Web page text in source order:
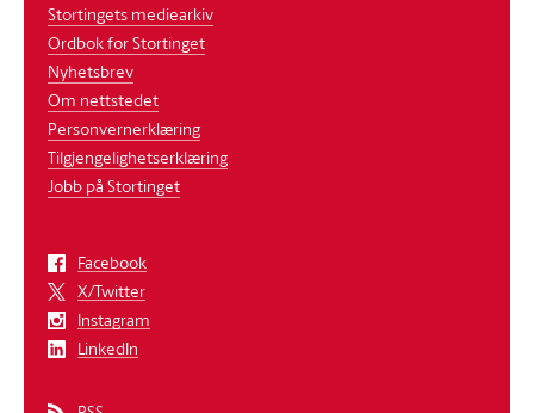
Stortingets mediearkiv
Ordbok for Stortinget
Nyhetsbrev
Om nettstedet
Personvernerklæring
Tilgjengelighetserklæring
Jobb på Stortinget
Facebook
X/Twitter
Instagram
LinkedIn